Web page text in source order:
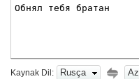
Kaynak Dil: Rusça